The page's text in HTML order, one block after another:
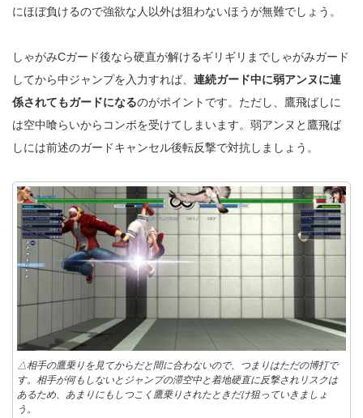
にほぼ負けるので強欲な人以外は狙わないほうが無難でしょう。
しゃがみCガード後なら硬直が解けるギリギリまでしゃがみガード
してから中ジャンプを入力すれば、 連続ガード中に弱アンヌに連
係されてもガードになるのがポイントです。ただし、鷹飛ばしに
は空中喰らいからコンボを受けてしまいます。弱アンヌと鷹飛ば
しには前述のガードキャンセル後転反撃で対抗しましょう。
△相手の鷹乗りを見てからだと間に合わないので、つまりはただの博打で
す。相手が何もしないとジャンプの滞空中と着地硬直に反撃されリスクは
あるため、あまりにもしつこく鷹乗りされたときだけ狙っていきましょ
う。